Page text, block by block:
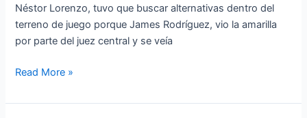
Néstor Lorenzo, tuvo que buscar alternativas dentro del
terreno de juego porque James Rodríguez, vio la amarilla
por parte del juez central y se veía
Read More »